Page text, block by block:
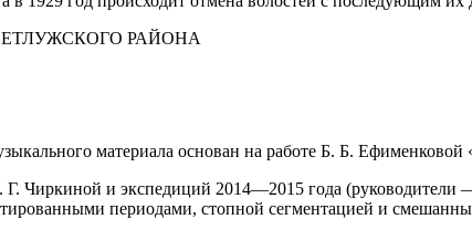
РАЙОНА
материала основан на работе Б. Б.
Г. Чиркиной и экспедиций 2014—2015 года
периодами, стопной сегментацией и